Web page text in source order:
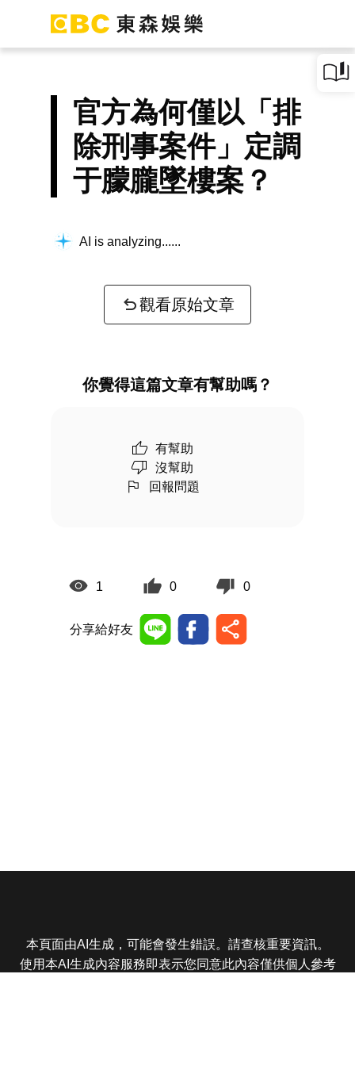
官方為何僅以「排
除刑事案件」定調
于朦朧墜樓案？
AI is analyzing...
觀看原始文章
你覺得這篇文章有幫助嗎？
有幫助
沒幫助
回報問題
1 0 0
分享給好友
本頁面由AI生成，可能會發生錯誤。請查核重要資訊。
使用本AI生成內容服務即表示您同意此內容僅供個人參考